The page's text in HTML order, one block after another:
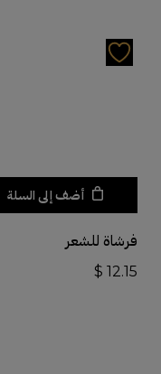
أضف إلى السلة
فرشاة للشعر
$ 12.15